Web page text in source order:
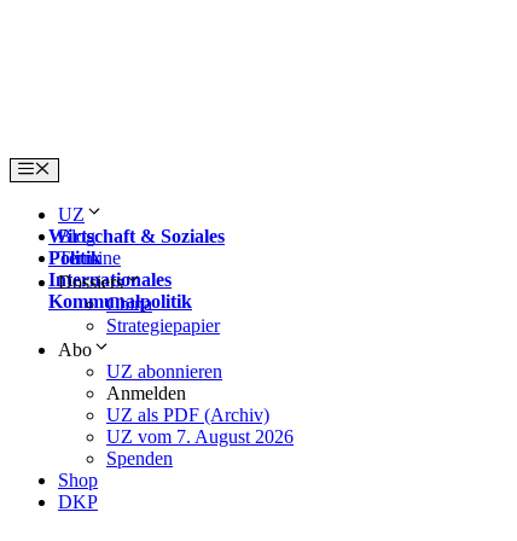
Menu
UZ
Wirtschaft & Soziales
Politik
Internationales
Kommunalpolitik
Blog
Termine
Dossiers
China
Strategiepapier
Abo
UZ abonnieren
Anmelden
UZ als PDF (Archiv)
UZ vom 7. August 2026
Spenden
Shop
DKP